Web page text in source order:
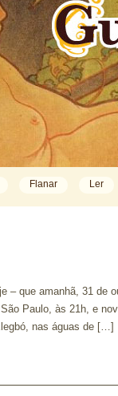
Flanar Ler
– que amanhã, 31 de
Paulo, às 21h, e
nas águas de […]